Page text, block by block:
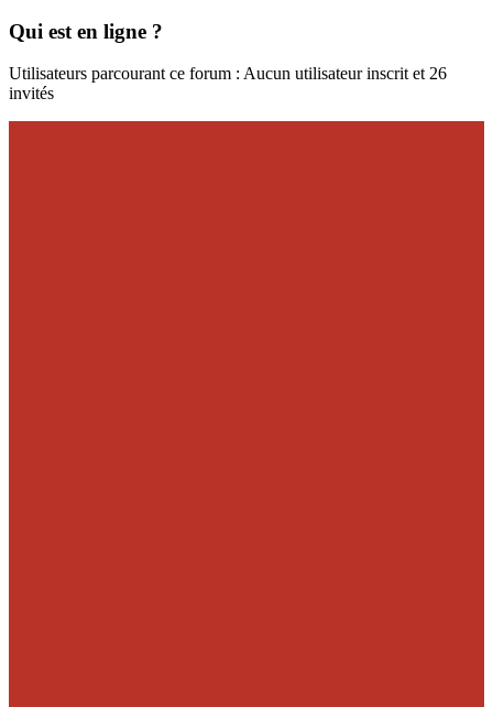
Qui est en ligne ?
Utilisateurs parcourant ce forum : Aucun utilisateur inscrit et 26
invités